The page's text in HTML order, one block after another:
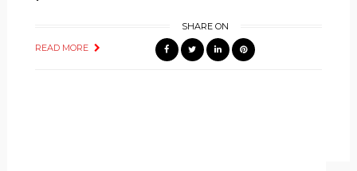
READ MORE
SHARE ON